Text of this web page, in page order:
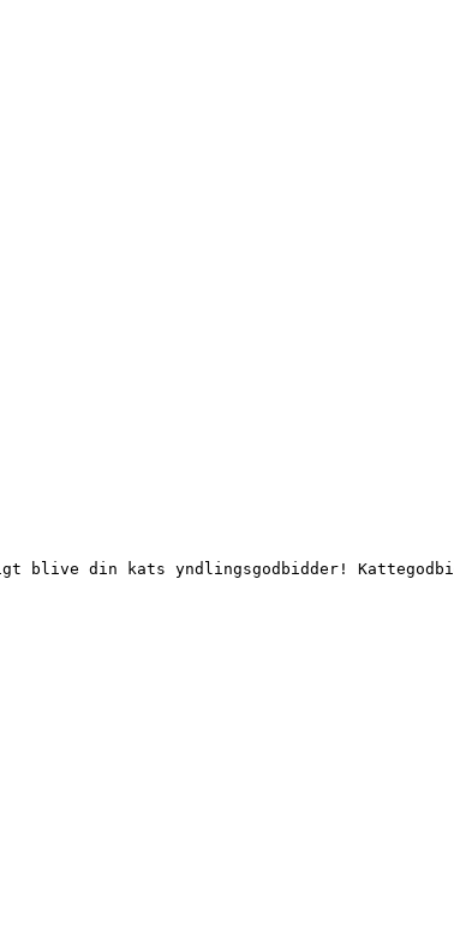
din kats yndlingsgodbidder!